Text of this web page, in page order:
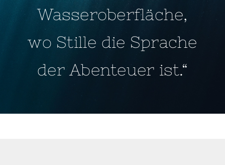
Wasseroberfläche,
wo Stille die Sprache
der Abenteuer ist.“